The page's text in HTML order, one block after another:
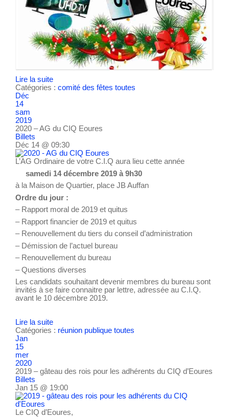
Lire la suite
Catégories : comité des fêtes toutes
Déc
14
sam
2019
2020 – AG du CIQ Eoures
Billets
Déc 14 @ 09:30
L’AG Ordinaire de votre C.I.Q aura lieu cette année
samedi 14 décembre 2019 à 9h30
à la Maison de Quartier, place JB Auffan
Ordre du jour :
– Rapport moral de 2019 et quitus
– Rapport financier de 2019 et quitus
– Renouvellement du tiers du conseil d’administration
– Démission de l’actuel bureau
– Renouvellement du bureau
– Questions diverses
Les candidats souhaitant devenir membres du bureau sont
invités à se faire connaitre par lettre, adressée au C.I.Q.
avant le 10 décembre 2019.
Lire la suite
Catégories : réunion publique toutes
Jan
15
mer
2020
2019 – gâteau des rois pour les adhérents du CIQ d’Eoures
Billets
Jan 15 @ 19:00
Le CIQ d’Eoures,